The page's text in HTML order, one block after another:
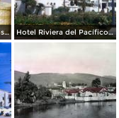
Venta de canastos típicos mexicanos (1953) Hotel Riviera del Pacífico (1953)